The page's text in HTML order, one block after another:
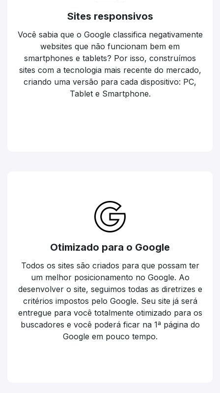
Sites responsivos
Você sabia que o Google classifica negativamente
websites que não funcionam bem em
smartphones e tablets? Por isso, construímos
sites com a tecnologia mais recente do mercado,
criando uma versão para cada dispositivo: PC,
Tablet e Smartphone.
Otimizado para o Google
Todos os sites são criados para que possam ter
um melhor posicionamento no Google. Ao
desenvolver o site, seguimos todas as diretrizes e
critérios impostos pelo Google. Seu site já será
entregue para você totalmente otimizado para os
buscadores e você poderá ficar na 1ª página do
Google em pouco tempo.